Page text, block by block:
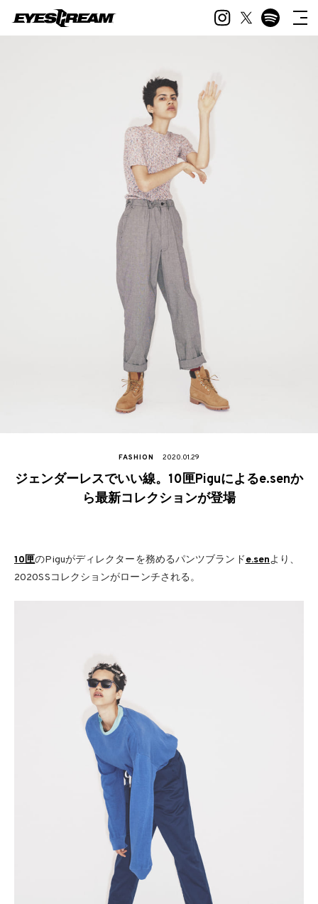
FASHION 2020.01.29
ジェンダーレスでいい線。10匣Piguによるe.senか
ら最新コレクションが登場
10匣のPiguがディレクターを務めるパンツブランドe.senより、
2020SSコレクションがローンチされる。